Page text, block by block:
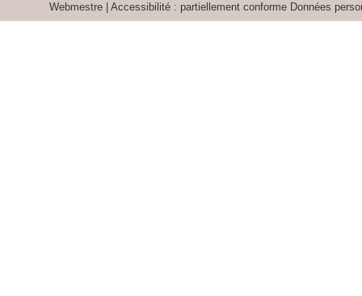
Webmestre| Accessibilité : partiellement conforme Données